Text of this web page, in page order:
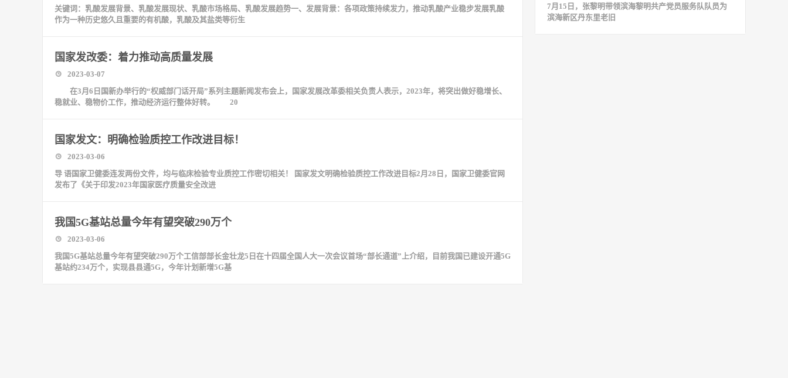
关键词：乳酸发展背景、乳酸发展现状、乳酸市场格局、乳酸发展趋势一、发展背景：各项政策持续发力，推动乳酸产业稳步发展乳酸
作为一种历史悠久且重要的有机酸，乳酸及其盐类等衍生
国家发改委：着力推动高质量发展
2023-03-07
在3月6日国新办举行的“权威部门话开局”系列主题新闻发布会上，国家发展改革委相关负责人表示，2023年，将突出做好稳增长、
稳就业、稳物价工作，推动经济运行整体好转。 20
国家发文：明确检验质控工作改进目标！
2023-03-06
导 语国家卫健委连发两份文件，均与临床检验专业质控工作密切相关！ 国家发文明确检验质控工作改进目标2月28日，国家卫健委官网
发布了《关于印发2023年国家医疗质量安全改进
我国5G基站总量今年有望突破290万个
2023-03-06
我国5G基站总量今年有望突破290万个工信部部长金壮龙5日在十四届全国人大一次会议首场“部长通道”上介绍，目前我国已建设开通5G
基站约234万个，实现县县通5G，今年计划新增5G基
7月15日，张黎明带领滨海黎明共产党员服务队队员为
滨海新区丹东里老旧